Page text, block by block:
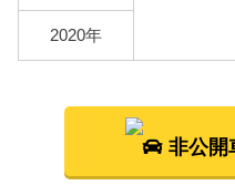
2020年
非公開